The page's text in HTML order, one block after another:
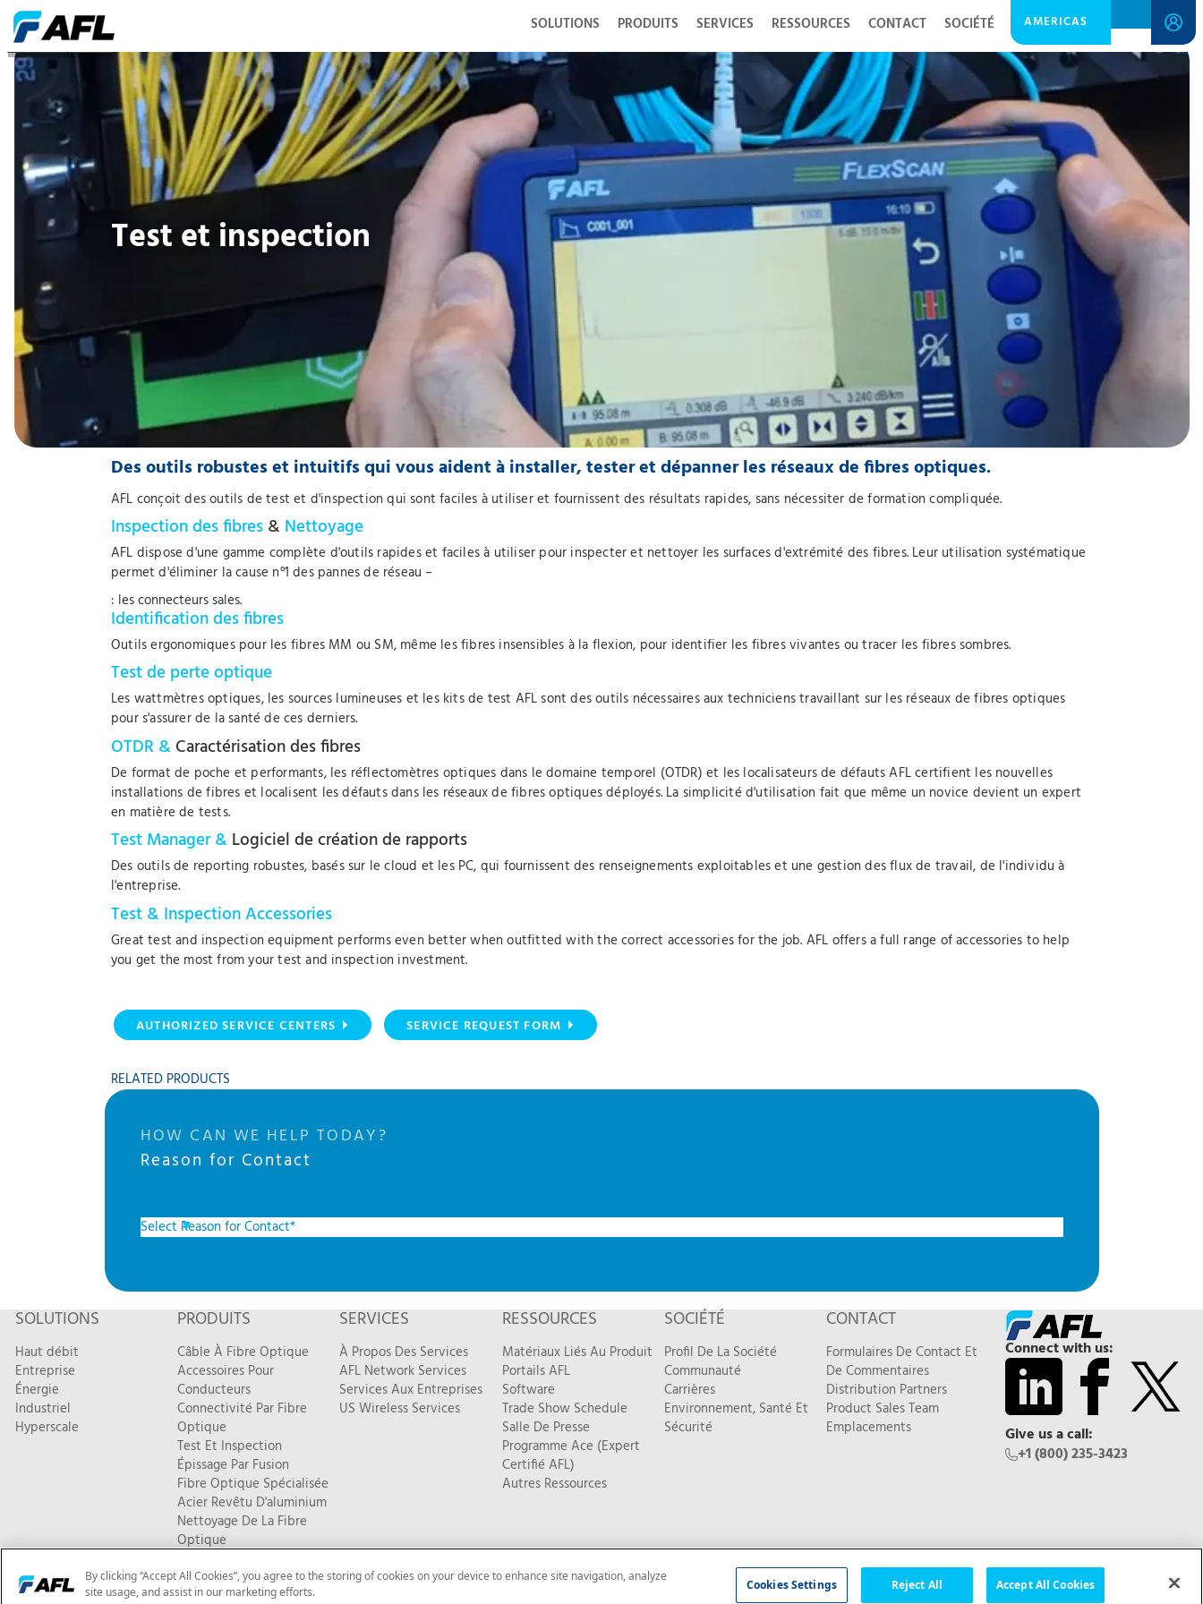
SOLUTIONS PRODUITS SERVICES RESSOURCES CONTACT SOCIÉTÉ AMERICAS
Test et inspection
Test et inspection
Des outils robustes et intuitifs qui vous aident à installer, tester et dépanner les réseaux de fibres optiques.
AFL conçoit des outils de test et d'inspection qui sont faciles à utiliser et fournissent des résultats rapides, sans nécessiter de formation compliquée.
Inspection des fibres & Nettoyage
AFL dispose d'une gamme complète d'outils rapides et faciles à utiliser pour inspecter et nettoyer les surfaces d'extrémité des fibres. Leur utilisation systématique
permet d'éliminer la cause n°1 des pannes de réseau –
: les connecteurs sales.
Identification des fibres
Outils ergonomiques pour les fibres MM ou SM, même les fibres insensibles à la flexion, pour identifier les fibres vivantes ou tracer les fibres sombres.
Test de perte optique
Les wattmètres optiques, les sources lumineuses et les kits de test AFL sont des outils nécessaires aux techniciens travaillant sur les réseaux de fibres optiques
pour s'assurer de la santé de ces derniers.
OTDR & Caractérisation des fibres
De format de poche et performants, les réflectomètres optiques dans le domaine temporel (OTDR) et les localisateurs de défauts AFL certifient les nouvelles
installations de fibres et localisent les défauts dans les réseaux de fibres optiques déployés. La simplicité d'utilisation fait que même un novice devient un expert
en matière de tests.
Test Manager & Logiciel de création de rapports
Des outils de reporting robustes, basés sur le cloud et les PC, qui fournissent des renseignements exploitables et une gestion des flux de travail, de l'individu à
l'entreprise.
Test & Inspection Accessories
Great test and inspection equipment performs even better when outfitted with the correct accessories for the job. AFL offers a full range of accessories to help
you get the most from your test and inspection investment.
AUTHORIZED SERVICE CENTERS SERVICE REQUEST FORM
RELATED PRODUCTS
HOW CAN WE HELP TODAY?
Reason for Contact
SOLUTIONS
Haut débit
Entreprise
Énergie
Industriel
Hyperscale
PRODUITS
Câble À Fibre Optique
Accessoires Pour
Conducteurs
Connectivité Par Fibre
Optique
Test Et Inspection
Épissage Par Fusion
Fibre Optique Spécialisée
Acier Revêtu D'aluminium
Nettoyage De La Fibre
Optique
SERVICES
À Propos Des Services
AFL Network Services
Services Aux Entreprises
US Wireless Services
RESSOURCES
Matériaux Liés Au Produit
Portails AFL
Software
Trade Show Schedule
Salle De Presse
Programme Ace (Expert
Certifié AFL)
Autres Ressources
SOCIÉTÉ
Profil De La Société
Communauté
Carrières
Environnement, Santé Et
Sécurité
CONTACT
Formulaires De Contact Et
De Commentaires
Distribution Partners
Product Sales Team
Emplacements
Connect with us:
Give us a call:
+1 (800) 235-3423
© Copyright 2026 AFL. Tous droits réservés |Politique de confidentialité|Plan du site
By clicking “Accept All Cookies”, you agree to the storing of cookies on your device to enhance site navigation, analyze
site usage, and assist in our marketing efforts.
Cookies Settings Reject All Accept All CookiesFeedback